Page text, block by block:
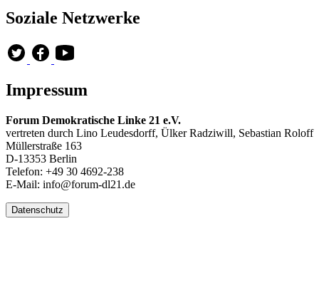
Soziale Netzwerke
Impressum
Forum Demokratische Linke 21 e.V.
vertreten durch Lino Leudesdorff, Ülker Radziwill, Sebastian Roloff
Müllerstraße 163
D-13353 Berlin
Telefon: +49 30 4692-238
E-Mail: info@forum-dl21.de
Datenschutz